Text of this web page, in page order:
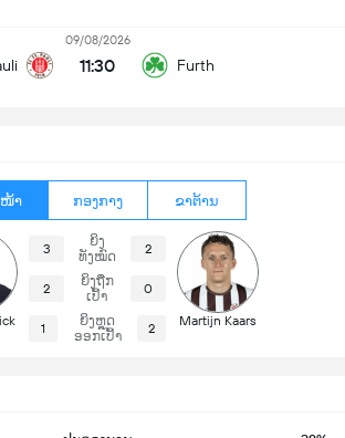
09/08/2026
11:30 Furth
ໜ້າ ກອງກາງ ຂາຕ້ານ
3
ຍິງ
ທັງໝົດ
2
2
ຍິງຖືກ
ເປົ້າ
0
1
ຍິງຫຼຸດ
ອອກເປົ້າ
2 Martijn Kaars